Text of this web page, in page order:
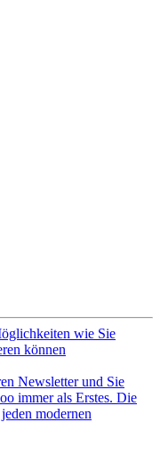
wie Sie
können
Newsletter und Sie
immer als Erstes. Die
modernen